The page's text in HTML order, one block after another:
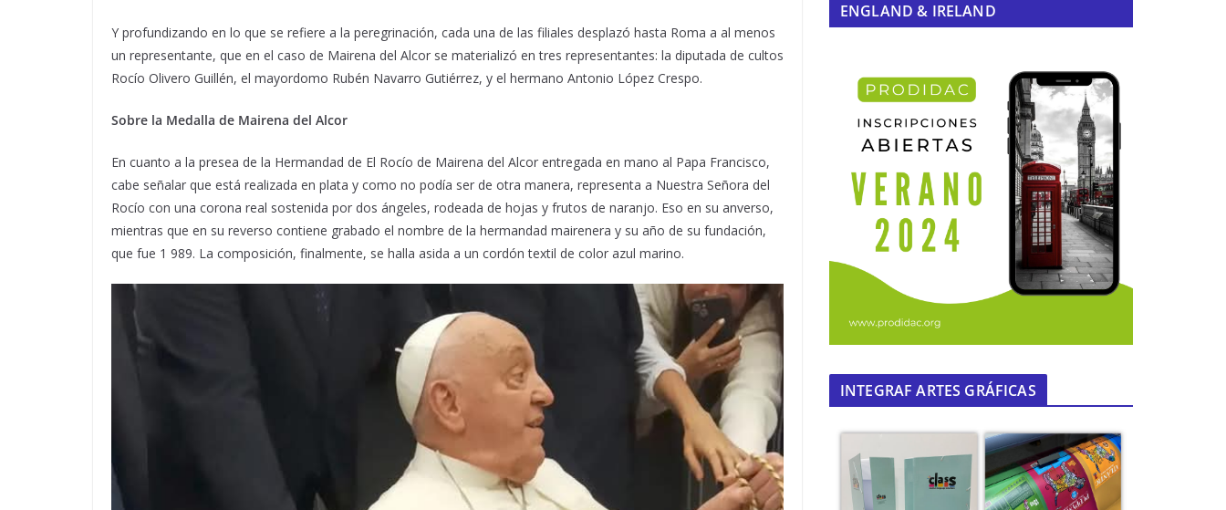
Y profundizando en lo que se refiere a la peregrinación, cada una de las filiales desplazó hasta Roma a al menos
un representante, que en el caso de Mairena del Alcor se materializó en tres representantes: la diputada de cultos
Rocío Olivero Guillén, el mayordomo Rubén Navarro Gutiérrez, y el hermano Antonio López Crespo.
Sobre la Medalla de Mairena del Alcor
En cuanto a la presea de la Hermandad de El Rocío de Mairena del Alcor entregada en mano al Papa Francisco,
cabe señalar que está realizada en plata y como no podía ser de otra manera, representa a Nuestra Señora del
Rocío con una corona real sostenida por dos ángeles, rodeada de hojas y frutos de naranjo. Eso en su anverso,
mientras que en su reverso contiene grabado el nombre de la hermandad mairenera y su año de su fundación,
que fue 1 989. La composición, finalmente, se halla asida a un cordón textil de color azul marino.
ENGLAND & IRELAND
INTEGRAF ARTES GRÁFICAS